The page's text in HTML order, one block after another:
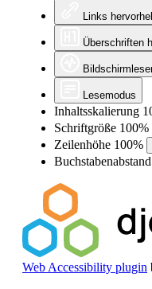
Links
Überschriften
Lesemodus
Inhaltsskalierung
Schriftgröße 100%
Zeilenhöhe 100%
Buchstabenabstand
Web Accessibility plugin